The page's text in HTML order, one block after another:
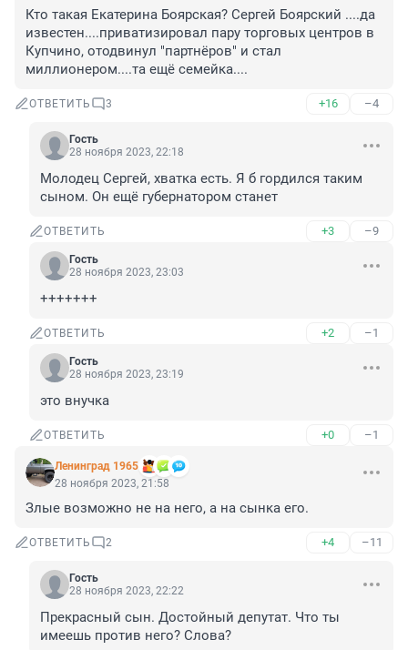
Кто такая Екатерина Боярская? Сергей Боярский ....да
известен....приватизировал пару торговых центров в
Купчино, отодвинул "партнёров" и стал
миллионером....та ещё семейка....
ОТВЕТИТЬ 3 +16 –4
Гость
28 ноября 2023, 22:18
Молодец Сергей, хватка есть. Я б гордился таким
сыном. Он ещё губернатором станет
ОТВЕТИТЬ +3 –9
Гость
28 ноября 2023, 23:03
+++++++
ОТВЕТИТЬ +2 –1
Гость
28 ноября 2023, 23:19
это внучка
ОТВЕТИТЬ +0 –1
Ленинград 1965
28 ноября 2023, 21:58
Злые возможно не на него, а на сынка его.
ОТВЕТИТЬ 2 +4 –11
Гость
28 ноября 2023, 22:22
Прекрасный сын. Достойный депутат. Что ты
имеешь против него? Слова?